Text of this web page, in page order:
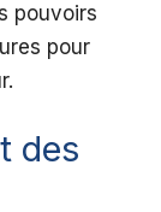
pouvoirs
pour
des